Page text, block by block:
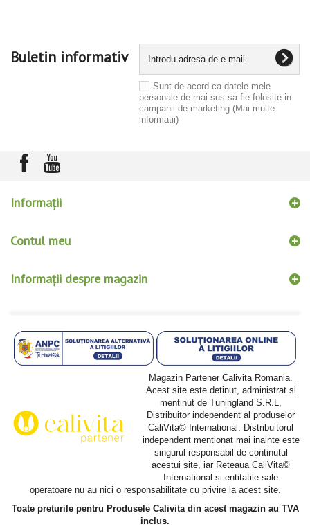
Buletin informativ
Sunt de acord ca datele mele
personale de mai sus sa fie folosite in
campanii de marketing (Mai multe
informatii)
Informaţii
Contul meu
Informații despre magazin
Magazin Partener Calivita Romania.
Acest site este detinut, administrat si
mentinut de Tuningland S.R.L,
Distribuitor independent al produselor
CaliVita© International. Distribuitorul
independent mentionat mai inainte este
singurul responsabil de continutul
acestui site, iar Reteaua CaliVita©
International si entitatile sale
operatoare nu au nici o responsabilitate cu privire la acest site.
Toate preturile pentru Produsele Calivita din acest magazin au TVA
inclus.